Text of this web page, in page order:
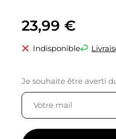
23,99 €
Indisponible
Je souhaite être averti